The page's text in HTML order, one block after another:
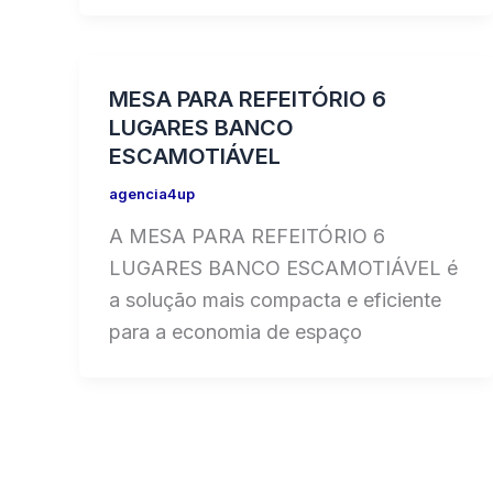
MESA PARA REFEITÓRIO 6
LUGARES BANCO
ESCAMOTIÁVEL
agencia4up
A MESA PARA REFEITÓRIO 6
LUGARES BANCO ESCAMOTIÁVEL é
a solução mais compacta e eficiente
para a economia de espaço